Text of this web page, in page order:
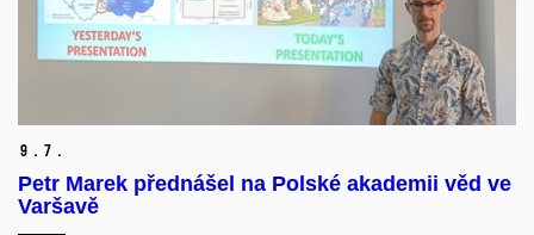
9. 7.
Petr Marek přednášel na Polské akademii věd ve
Varšavě